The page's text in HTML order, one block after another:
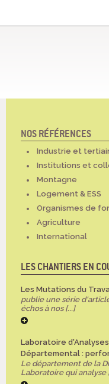
NAVIGATION
NOS RÉFÉRENCES
Industrie et
Institutions et
Montagne
Logement & ESS
Organismes de
Agriculture
International
LES CHANTIERS EN
Les Mutations du
publie une série
échos à nos [...]
Laboratoire d'Analyses
Départemental :
Le département de la
Laboratoire qui analyse